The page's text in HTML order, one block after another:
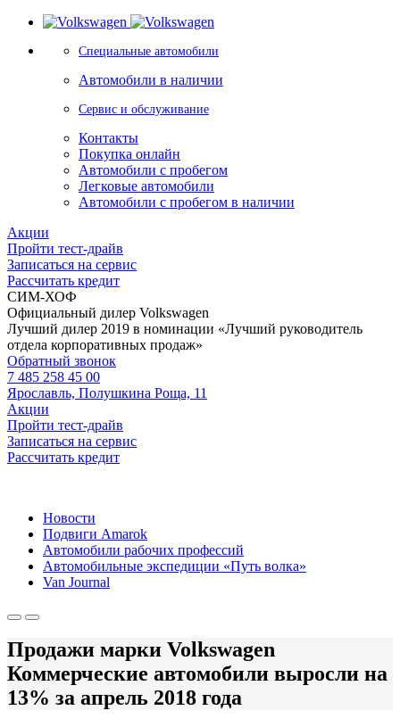
Специальные автомобили
Автомобили в наличии
Сервис и обслуживание
Контакты
Покупка онлайн
Автомобили с пробегом
Легковые автомобили
Автомобили с пробегом в наличии
Акции
Пройти тест-драйв
Записаться на сервис
Рассчитать кредит
СИМ-ХОФ
Официальный дилер Volkswagen
Лучший дилер 2019 в номинации «Лучший руководитель
отдела корпоративных продаж»
Обратный звонок
7 485 258 45 00
Ярославль, Полушкина Роща, 11
Акции
Пройти тест-драйв
Записаться на сервис
Рассчитать кредит
Новости
Подвиги Amarok
Автомобили рабочих профессий
Автомобильные экспедиции «Путь волка»
Van Journal
Продажи марки Volkswagen
Коммерческие автомобили выросли на
13% за апрель 2018 года